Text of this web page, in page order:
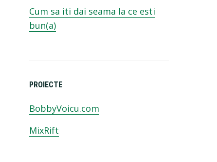
Cum sa iti dai seama la ce esti
bun(a)
PROIECTE
BobbyVoicu.com
MixRift